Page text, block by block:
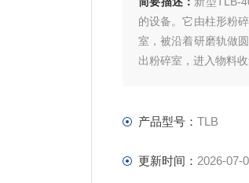
的设备。它由柱形粉
室，被沿着研磨轨做
出粉碎室，进入物料
产品型号： TLB
更新时间： 2026-07-